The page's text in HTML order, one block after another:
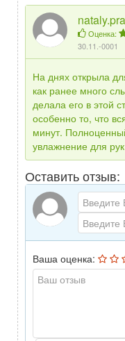
Оценка:
30.11.-0001
На днях открыла
как ранее много
делала его в этой
особенно то, что
минут.
увлажнение для
Оставить отзыв:
Ваша оценка: